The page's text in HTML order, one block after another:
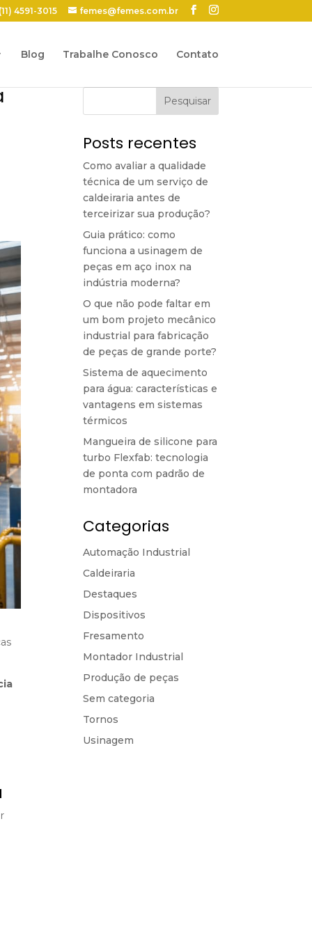
4591-3015 femes@femes.com.br
Blog Trabalhe Conosco Contato
Pesquisar
Posts recentes
Como avaliar a qualidade
técnica de um serviço de
caldeiraria antes de
terceirizar sua produção?
Guia prático: como
funciona a usinagem de
peças em aço inox na
indústria moderna?
O que não pode faltar em
um bom projeto mecânico
industrial para fabricação
de peças de grande porte?
Sistema de aquecimento
para água: características e
vantagens em sistemas
térmicos
Mangueira de silicone para
turbo Flexfab: tecnologia
de ponta com padrão de
montadora
Categorias
Automação Industrial
Caldeiraria
Destaques
Dispositivos
Fresamento
Montador Industrial
Produção de peças
Sem categoria
Tornos
Usinagem